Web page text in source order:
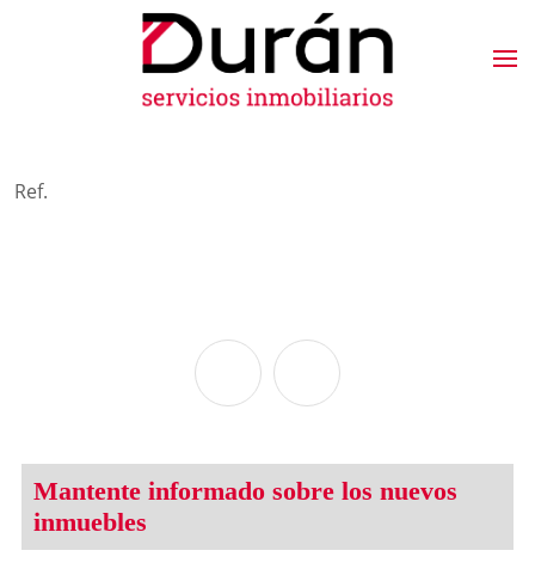
Ref.
Mantente informado sobre los nuevos
inmuebles